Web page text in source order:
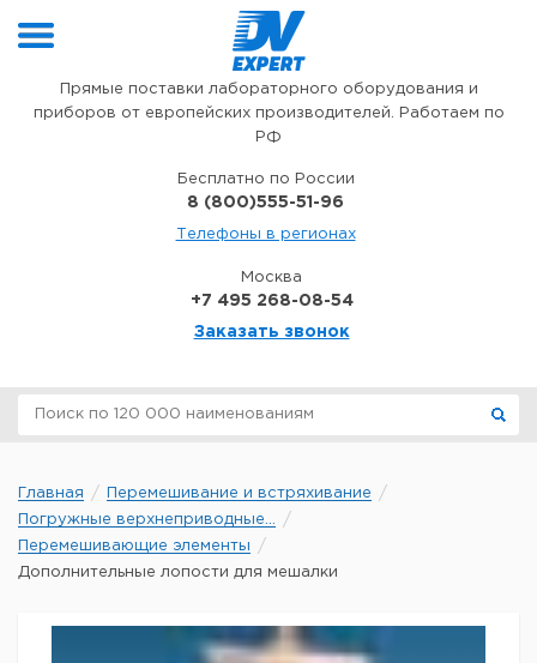
Прямые поставки лабораторного оборудования и
приборов от европейских производителей. Работаем по
РФ
Бесплатно по России
8 (800)555-51-96
Телефоны в регионах
Москва
+7 495 268-08-54
Заказать звонок
Главная
Перемешивание и встряхивание
Погружные верхнеприводные...
Перемешивающие элементы
Дополнительные лопости для мешалки